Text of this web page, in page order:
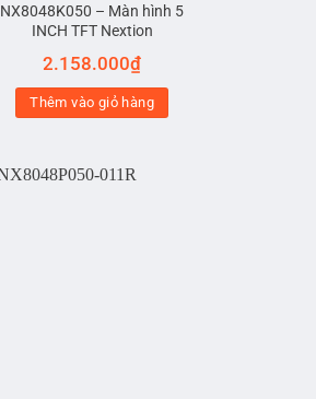
NX8048K050 – Màn hình 5
INCH TFT Nextion
2.158.000₫
Thêm vào giỏ hàng